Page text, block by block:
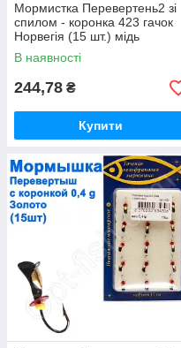
Мормистка Перевертень2 зі
спилом - коронка 423 гачок
Норвегія (15 шт.) мідь
В наявності
244,78 ₴
Купити